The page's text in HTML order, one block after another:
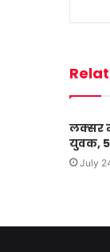
लक्सर
युवक,
July